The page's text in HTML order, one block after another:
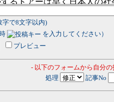
字で8文字以内)
を入力してください）
プレビュー
- 以下のフォームから自分
処理
記事No